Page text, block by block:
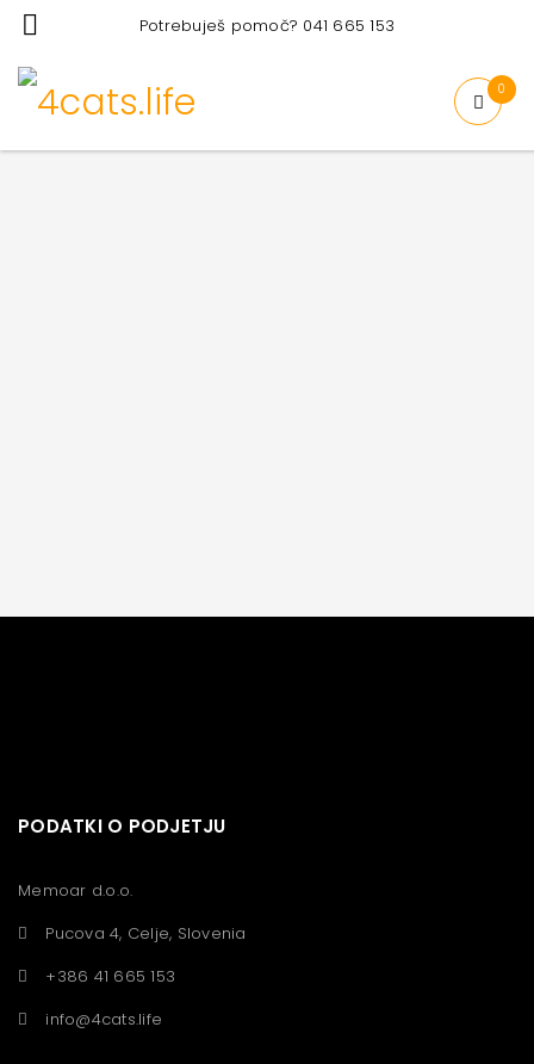
Potrebuješ pomoč? 041 665 153
0
PODATKI O PODJETJU
Memoar d.o.o.
Pucova 4, Celje, Slovenia
+386 41 665 153
info@4cats.life